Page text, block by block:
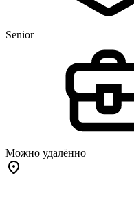
Senior
Можно удалённо